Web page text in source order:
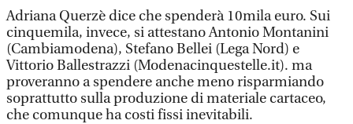
Adriana Querzè dice che spenderà 10mila euro. Sui
cinquemila, invece, si attestano Antonio Montanini
(Cambiamodena), Stefano Bellei (Lega Nord) e
Vittorio Ballestrazzi (Modenacinquestelle.it). ma
proveranno a spendere anche meno risparmiando
soprattutto sulla produzione di materiale cartaceo,
che comunque ha costi fissi inevitabili.